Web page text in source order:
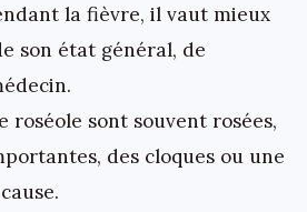
la fièvre, il vaut mieux
son état général, de
roséole sont souvent rosées,
des cloques ou une